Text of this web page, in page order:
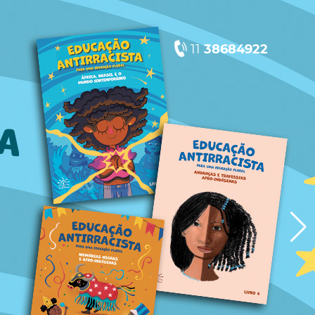
1138684922